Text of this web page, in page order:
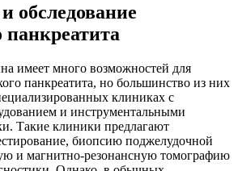
обследование
панкреатита
имеет много возможностей для
панкреатита, но большинство из них
клиниках с
и инструментальными
Такие клиники предлагают
биопсию поджелудочной
и магнитно-резонансную томографию